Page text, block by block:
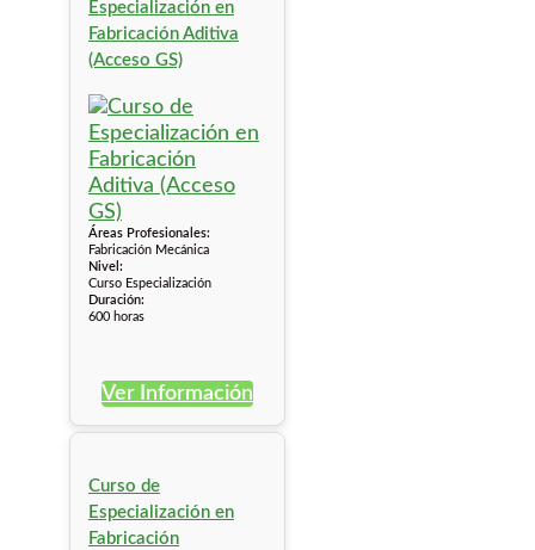
Especialización en
Fabricación Aditiva
(Acceso GS)
Áreas Profesionales:
Fabricación Mecánica
Nivel:
Curso Especialización
Duración:
600 horas
Ver Información
Curso de
Especialización en
Fabricación